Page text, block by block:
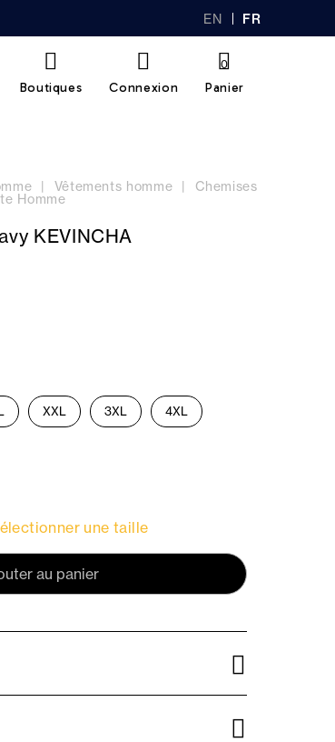
EN FR
Boutiques Connexion Panier
0
Vêtements homme Chemises
Homme
KEVINCHA
XXL 3XL 4XL
une taille
au panier